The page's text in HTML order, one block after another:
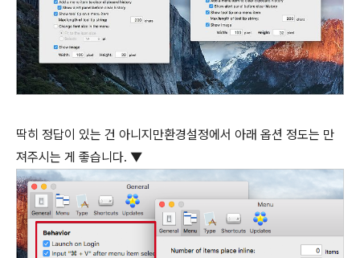
딱히 정답이 있는 건 아니지만환경설정에서 아래 옵션 정도는 만
져주시는 게 좋습니다. ▼